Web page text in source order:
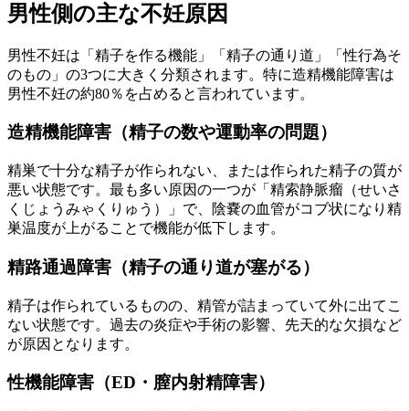
男性側の主な不妊原因
男性不妊は「精子を作る機能」「精子の通り道」「性行為そ
のもの」の3つに大きく分類されます。特に造精機能障害は
男性不妊の約80％を占めると言われています。
造精機能障害（精子の数や運動率の問題）
精巣で十分な精子が作られない、または作られた精子の質が
悪い状態です。最も多い原因の一つが 「精索静脈瘤（せいさ
くじょうみゃくりゅう）」 で、陰嚢の血管がコブ状になり精
巣温度が上がることで機能が低下します。
精路通過障害（精子の通り道が塞がる）
精子は作られているものの、 精管が詰まっていて外に出てこ
ない状態です。過去の炎症や手術の影響、先天的な欠損など
が原因となります。
性機能障害（ED・膣内射精障害）